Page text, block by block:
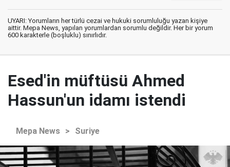
UYARI: Yorumların her türlü cezai ve hukuki sorumluluğu yazan kişiye
aittir. Mepa News, yapılan yorumlardan sorumlu değildir. Her bir yorum
600 karakterle (boşluklu) sınırlıdır.
Esed'in müftüsü Ahmed
Hassun'un idamı istendi
Mepa News > Suriye